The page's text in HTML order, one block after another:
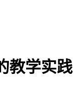
教学实践